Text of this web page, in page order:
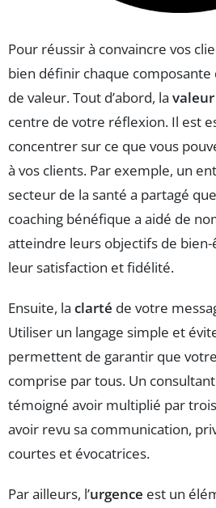
Pour réussir à convaincre vos
bien définir chaque
de valeur. Tout d’abord, la
centre de votre réflexion. Il est
concentrer sur ce que vous
à vos clients. Par exemple, un
secteur de la santé a partagé
coaching bénéfique a aidé de
atteindre leurs objectifs de
leur satisfaction et fidélité.
Ensuite, la clarté de votre
Utiliser un langage simple et
permettent de garantir que
comprise par tous. Un
témoigné avoir multiplié par
avoir revu sa communication,
courtes et évocatrices.
Par ailleurs, l’urgence est un